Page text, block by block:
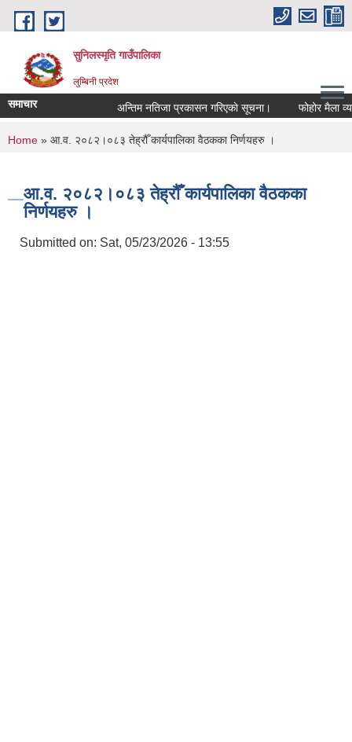
Skip to main content
सुनिलस्मृति गाउँपालिका
लुम्बिनी प्रदेश
समाचार अन्तिम नतिजा प्रकासन गरिएकाे सूचना। फोहोर मैला
You are here
Home » आ.व. २०८२।०८३ तेह्रौँ कार्यपालिका वैठकका निर्णयहरु ।
आ.व. २०८२।०८३ तेह्रौँ कार्यपालिका वैठकका
निर्णयहरु ।
Submitted on: Sat, 05/23/2026 - 13:55